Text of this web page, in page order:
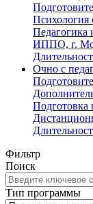
Психология
Педагогика
ИППО, г.
Очно с
Фильтр
Поиск
Тип программы